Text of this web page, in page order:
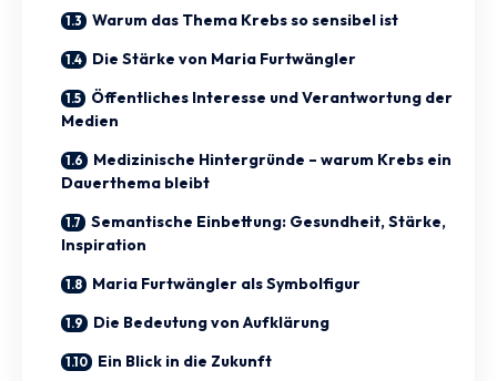
Warum das Thema Krebs so sensibel ist
Die Stärke von Maria Furtwängler
Öffentliches Interesse und Verantwortung der
Medien
Medizinische Hintergründe – warum Krebs ein
Dauerthema bleibt
Semantische Einbettung: Gesundheit, Stärke,
Inspiration
Maria Furtwängler als Symbolfigur
Die Bedeutung von Aufklärung
Ein Blick in die Zukunft